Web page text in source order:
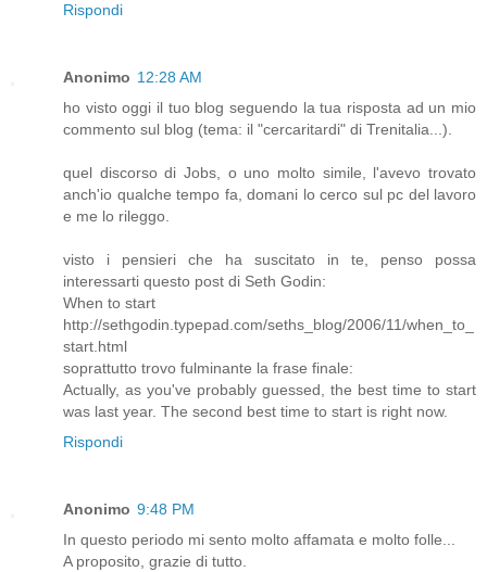
Rispondi
Anonimo 12:28 AM
ho visto oggi il tuo blog seguendo la tua risposta ad un mio
commento sul blog (tema: il "cercaritardi" di Trenitalia...).
quel discorso di Jobs, o uno molto simile, l'avevo trovato
anch'io qualche tempo fa, domani lo cerco sul pc del lavoro
e me lo rileggo.
visto i pensieri che ha suscitato in te, penso possa
interessarti questo post di Seth Godin:
When to start
http://sethgodin.typepad.com/seths_blog/2006/11/when_to_
start.html
soprattutto trovo fulminante la frase finale:
Actually, as you've probably guessed, the best time to start
was last year. The second best time to start is right now.
Rispondi
Anonimo 9:48 PM
In questo periodo mi sento molto affamata e molto folle...
A proposito, grazie di tutto.